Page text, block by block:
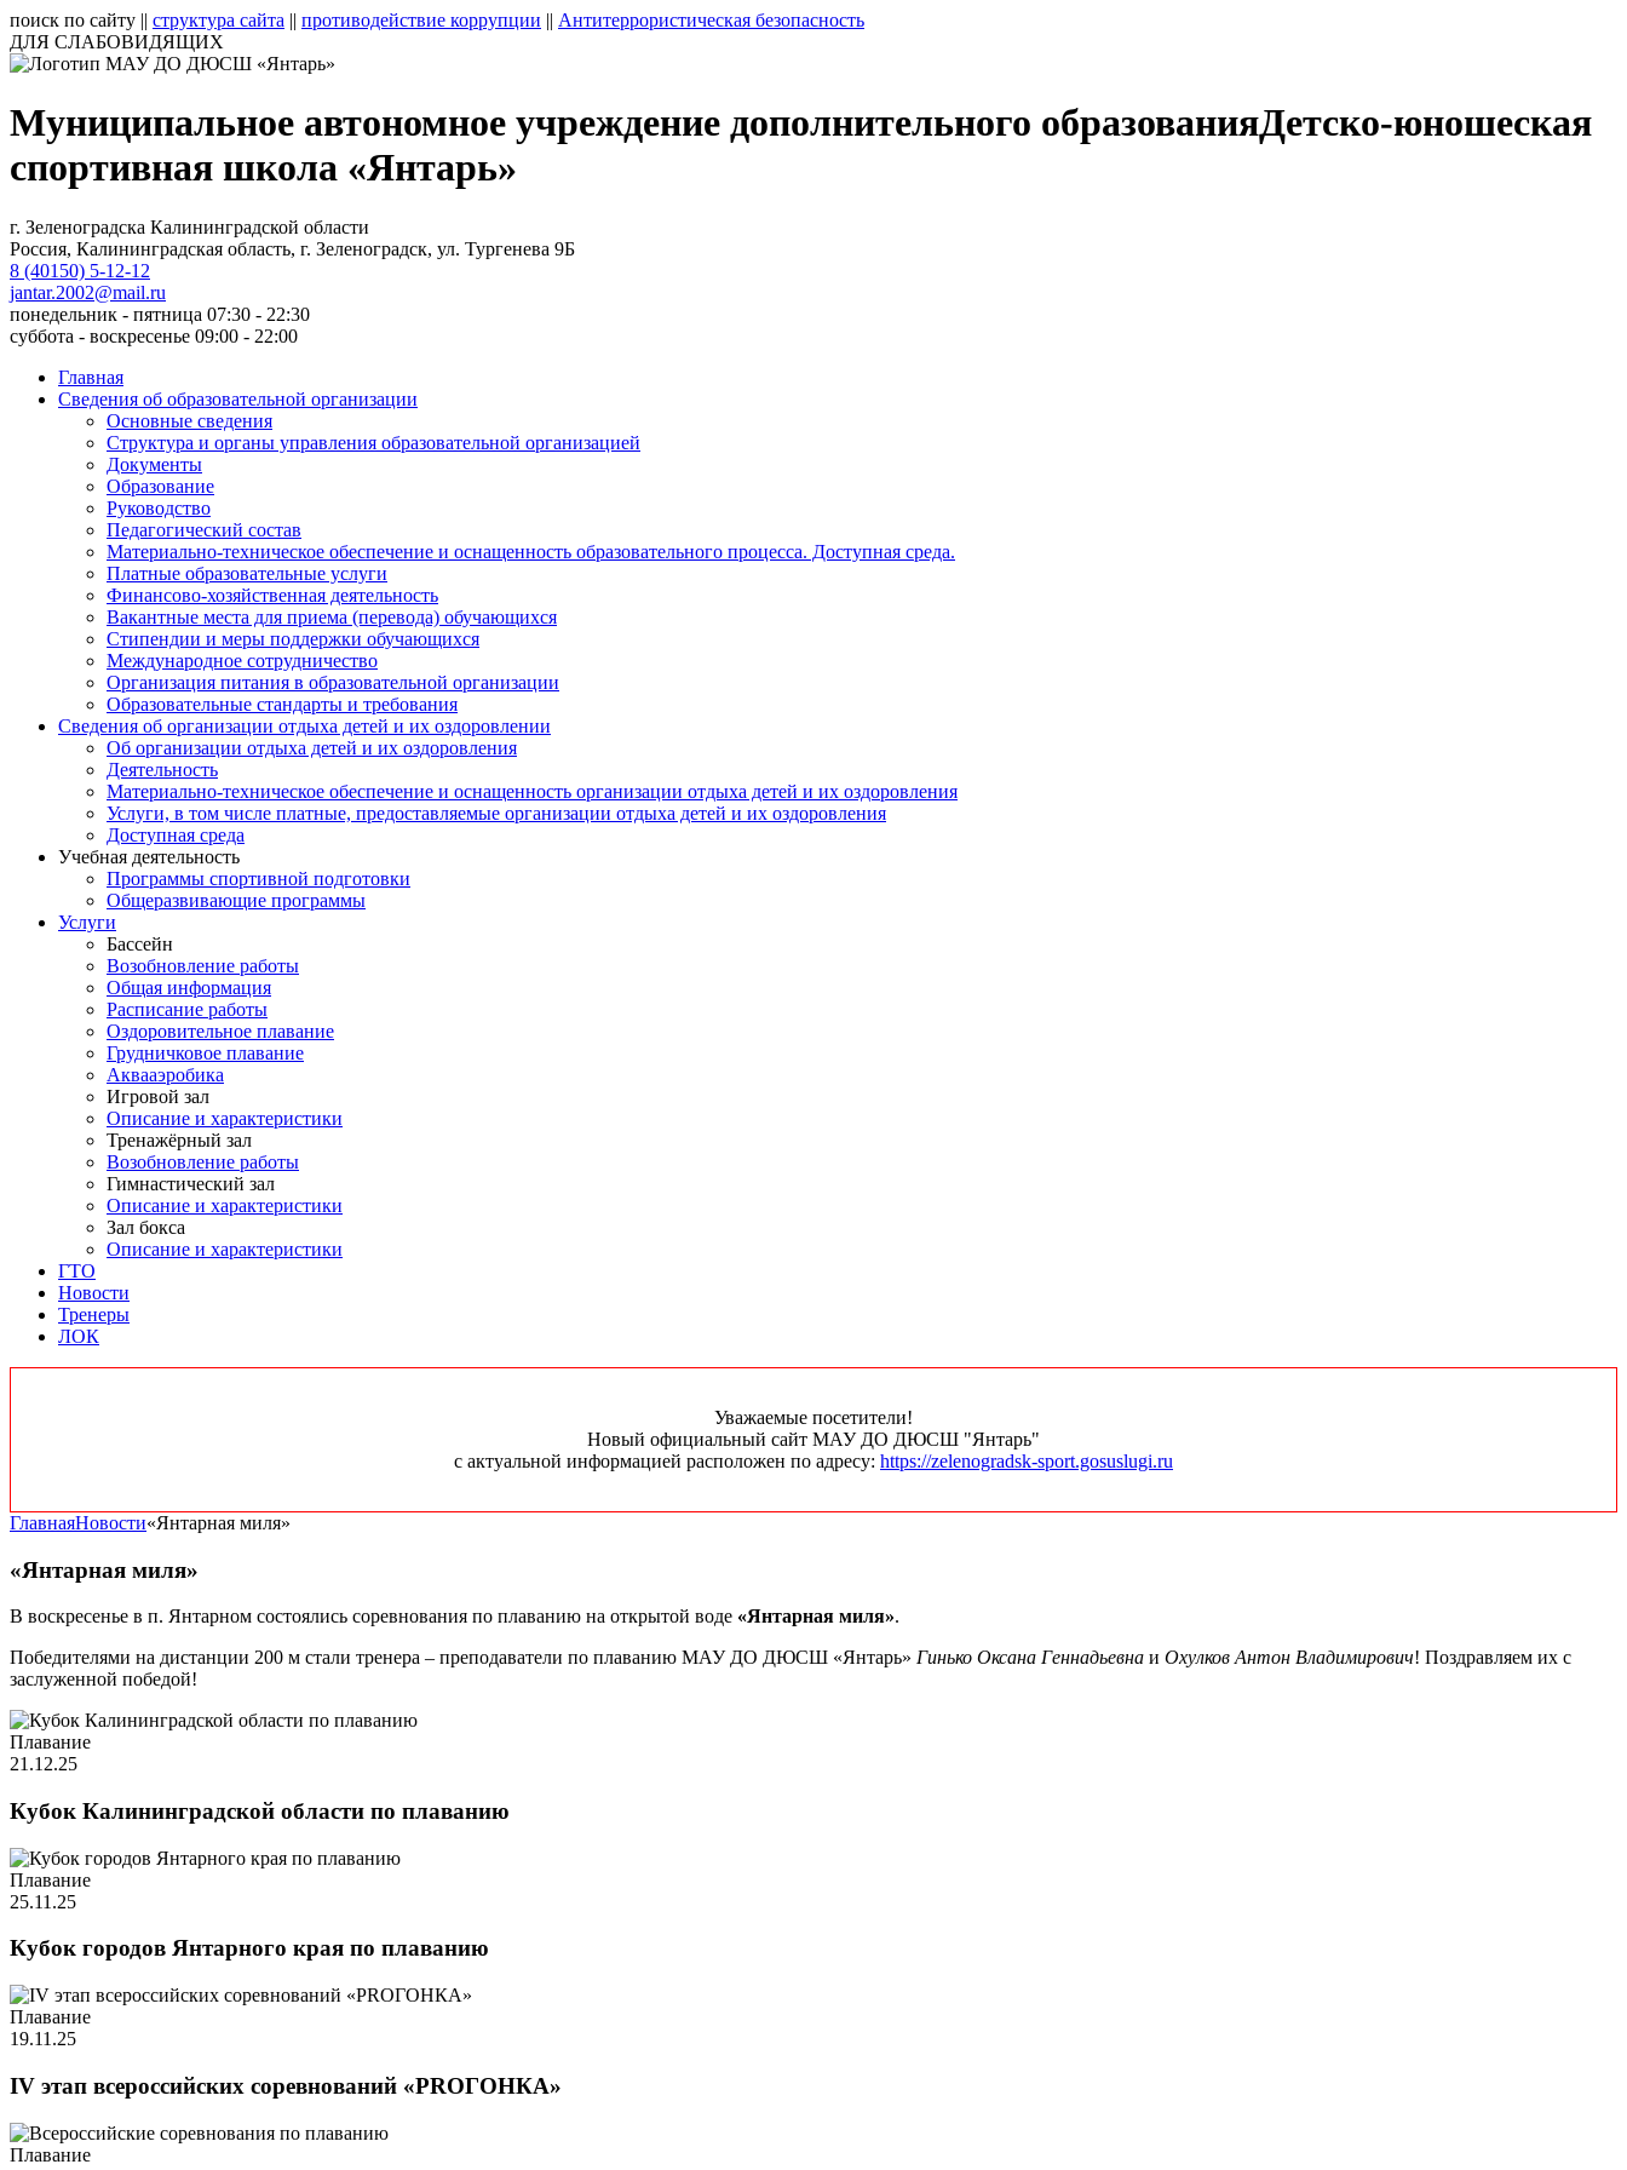
поиск по сайту || структура сайта || противодействие коррупции || Антитеррористическая безопасность
ДЛЯ СЛАБОВИДЯЩИХ
Муниципальное автономное учреждение дополнительного образованияДетско-юношеская
спортивная школа «Янтарь»
г. Зеленоградска Калининградской области
Россия, Калининградская область, г. Зеленоградск, ул. Тургенева 9Б
8 (40150) 5-12-12
jantar.2002@mail.ru
понедельник - пятница 07:30 - 22:30
суббота - воскресенье 09:00 - 22:00
Главная
Сведения об образовательной организации
Основные сведения
Структура и органы управления образовательной организацией
Документы
Образование
Руководство
Педагогический состав
Материально-техническое обеспечение и оснащенность образовательного процесса. Доступная среда.
Платные образовательные услуги
Финансово-хозяйственная деятельность
Вакантные места для приема (перевода) обучающихся
Стипендии и меры поддержки обучающихся
Международное сотрудничество
Организация питания в образовательной организации
Образовательные стандарты и требования
Сведения об организации отдыха детей и их оздоровлении
Об организации отдыха детей и их оздоровления
Деятельность
Материально-техническое обеспечение и оснащенность организации отдыха детей и их оздоровления
Услуги, в том числе платные, предоставляемые организации отдыха детей и их оздоровления
Доступная среда
Учебная деятельность
Программы спортивной подготовки
Общеразвивающие программы
Услуги
Бассейн
Возобновление работы
Общая информация
Расписание работы
Оздоровительное плавание
Грудничковое плавание
Аквааэробика
Игровой зал
Описание и характеристики
Тренажёрный зал
Возобновление работы
Гимнастический зал
Описание и характеристики
Зал бокса
Описание и характеристики
ГТО
Новости
Тренеры
ЛОК
Уважаемые посетители!
Новый официальный сайт МАУ ДО ДЮСШ "Янтарь"
с актуальной информацией расположен по адресу: https://zelenogradsk-sport.gosuslugi.ru
ГлавнаяНовости«Янтарная миля»
«Янтарная миля»
В воскресенье в п. Янтарном состоялись соревнования по плаванию на открытой воде «Янтарная миля».
Победителями на дистанции 200 м стали тренера – преподаватели по плаванию МАУ ДО ДЮСШ «Янтарь» Гинько Оксана Геннадьевна и Охулков Антон Владимирович! Поздравляем их с
заслуженной победой!
Плавание
21.12.25
Кубок Калининградской области по плаванию
Плавание
25.11.25
Кубок городов Янтарного края по плаванию
Плавание
19.11.25
IV этап всероссийских соревнований «PROГОНКА»
Плавание